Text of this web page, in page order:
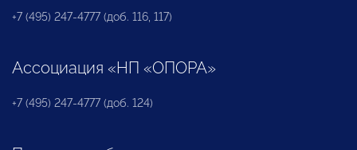
+7 (495) 247-4777 (доб. 116, 117)
Ассоциация «НП «ОПОРА»
+7 (495) 247-4777 (доб. 124)